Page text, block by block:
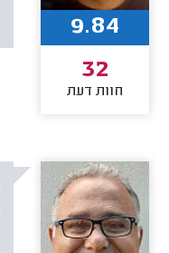
9.84
32
חוות דעת